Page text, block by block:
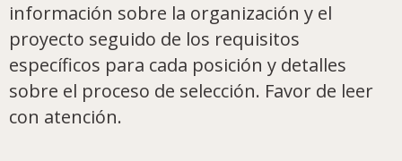
información sobre la organización y el
proyecto seguido de los requisitos
específicos para cada posición y detalles
sobre el proceso de selección. Favor de leer
con atención.